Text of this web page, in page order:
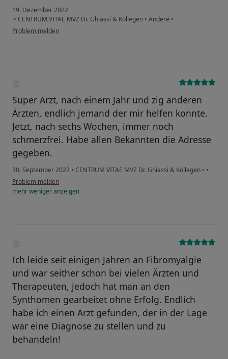
19. Dezember 2022
• CENTRUM VITAE MVZ Dr. Ghiassi & Kollegen • Andere •
Problem melden
Super Arzt, nach einem Jahr und zig anderen
Ärzten, endlich jemand der mir helfen konnte.
Jetzt, nach sechs Wochen, immer noch
schmerzfrei. Habe allen Bekannten die Adresse
gegeben.
30. September 2022 • CENTRUM VITAE MVZ Dr. Ghiassi & Kollegen • •
Problem melden
mehrwenigeranzeigen
Ich leide seit einigen Jahren an Fibromyalgie
und war seither schon bei vielen Ärzten und
Therapeuten, jedoch hat man an den
Synthomen gearbeitet ohne Erfolg. Endlich
habe ich einen Arzt gefunden, der in der Lage
war eine Diagnose zu stellen und zu
behandeln!